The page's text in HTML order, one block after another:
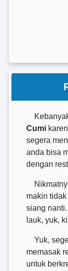
Cumi
segera
anda bisa
dengan
makin
siang
lauk, yuk,
Yuk,
memasak
untuk